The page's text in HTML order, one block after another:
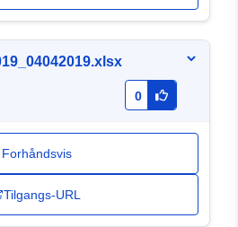
0
Forhåndsvis
Tilgangs-URL